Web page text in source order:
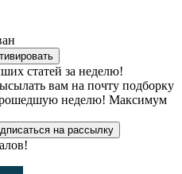
статей за неделю!
вам на почту подборку
неделю! Максимум
на рассылку